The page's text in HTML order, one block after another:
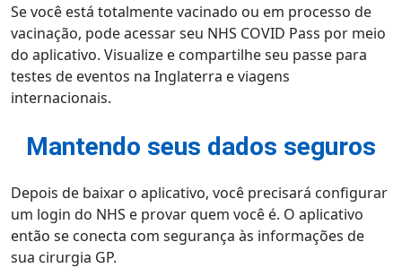
Se você está totalmente vacinado ou em processo de
vacinação, pode acessar seu NHS COVID Pass por meio
do aplicativo. Visualize e compartilhe seu passe para
testes de eventos na Inglaterra e viagens
internacionais.
Mantendo seus dados seguros
Depois de baixar o aplicativo, você precisará configurar
um login do NHS e provar quem você é. O aplicativo
então se conecta com segurança às informações de
sua cirurgia GP.